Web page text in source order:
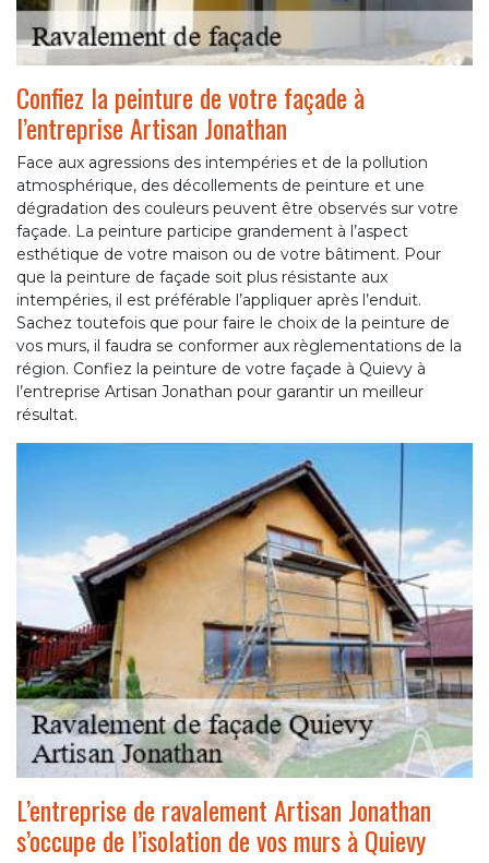
Confiez la peinture de votre façade à
l’entreprise Artisan Jonathan
Face aux agressions des intempéries et de la pollution
atmosphérique, des décollements de peinture et une
dégradation des couleurs peuvent être observés sur votre
façade. La peinture participe grandement à l’aspect
esthétique de votre maison ou de votre bâtiment. Pour
que la peinture de façade soit plus résistante aux
intempéries, il est préférable l’appliquer après l’enduit.
Sachez toutefois que pour faire le choix de la peinture de
vos murs, il faudra se conformer aux règlementations de la
région. Confiez la peinture de votre façade à Quievy à
l’entreprise Artisan Jonathan pour garantir un meilleur
résultat.
L’entreprise de ravalement Artisan Jonathan
s’occupe de l’isolation de vos murs à Quievy